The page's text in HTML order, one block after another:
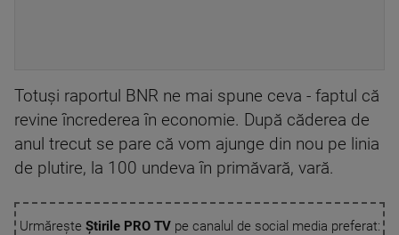
Totuşi raportul BNR ne mai spune ceva - faptul că
revine încrederea în economie. După căderea de
anul trecut se pare că vom ajunge din nou pe linia
de plutire, la 100 undeva în primăvară, vară.
Urmărește Știrile PRO TVpe canalul de social media preferat: